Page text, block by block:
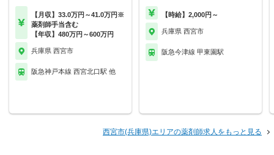
【月収】33.0万円～41.0万円※
薬剤師手当含む
【年収】480万円～600万円
兵庫県 西宮市
阪急神戸本線 西宮北口駅 他
【時給】2,000円～
兵庫県 西宮市
阪急今津線 甲東園駅
西宮市(兵庫県)エリアの薬剤師求人をもっと見る